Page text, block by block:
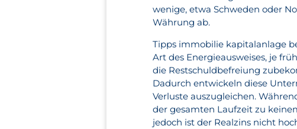
wenige, etwa Schweden oder
Währung ab.
Tipps immobilie kapitalanlage
Art des Energieausweises, je
die Restschuldbefreiung
Dadurch entwickeln diese
Verluste auszugleichen.
der gesamten Laufzeit zu
jedoch ist der Realzins nicht